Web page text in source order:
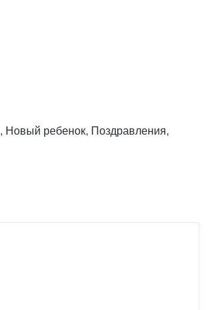
, Новый ребенок, Поздравления,